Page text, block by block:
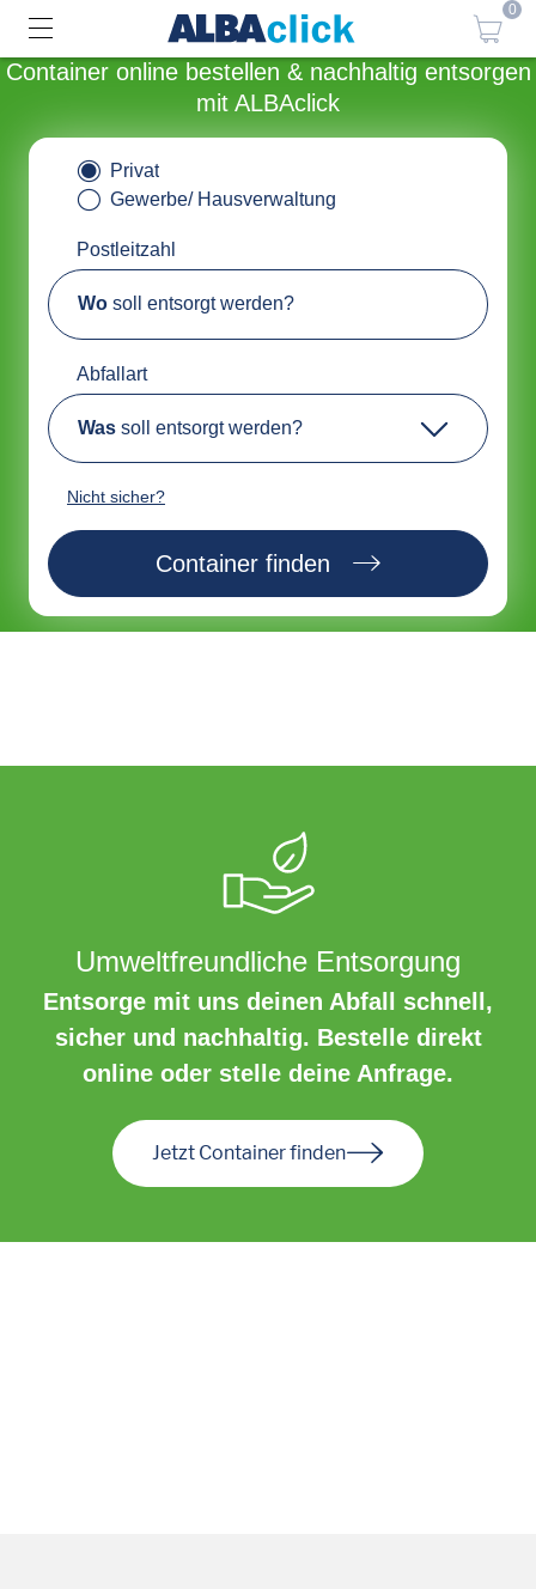
0
Container online bestellen & nachhaltig entsorgen
mit ALBAclick
Privat
Gewerbe/ Hausverwaltung
Postleitzahl
Wo soll entsorgt werden?
Abfallart
Was soll entsorgt werden?
Nicht sicher?
Container finden
Umweltfreundliche Entsorgung
Entsorge mit uns deinen Abfall schnell,
sicher und nachhaltig. Bestelle direkt
online oder stelle deine Anfrage.
Jetzt Container finden